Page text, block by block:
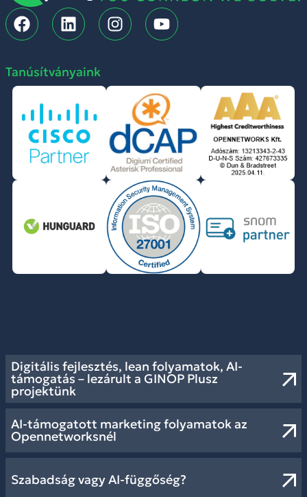
Digitális fejlesztés, lean folyamatok, AI-
támogatás – lezárult a GINOP Plusz
projektünk
AI-támogatott marketing folyamatok az
Opennetworksnél
Szabadság vagy AI-függőség?
Tanúsítványaink